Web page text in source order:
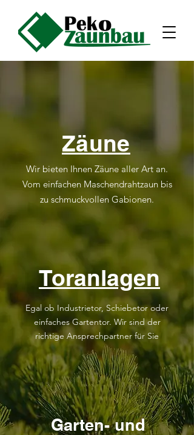
Zäune
Wir bieten Ihnen Zäune aller Art an.
Vom einfachen Maschendrahtzaun bis
zu schmuckvollen Gabionen.
Toranlagen
Egal ob Industrietor, Schiebetor oder
einfaches Gartentor. Wir sind der
richtige Ansprechpartner für Sie
Garten- und